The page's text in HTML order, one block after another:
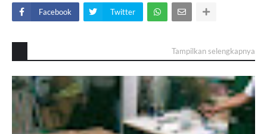
Facebook Twitter
Tampilkan selengkapnya